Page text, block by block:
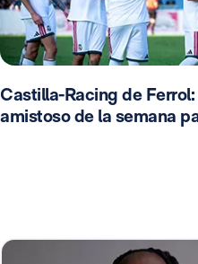
Castilla-Racing de
amistoso de la semana